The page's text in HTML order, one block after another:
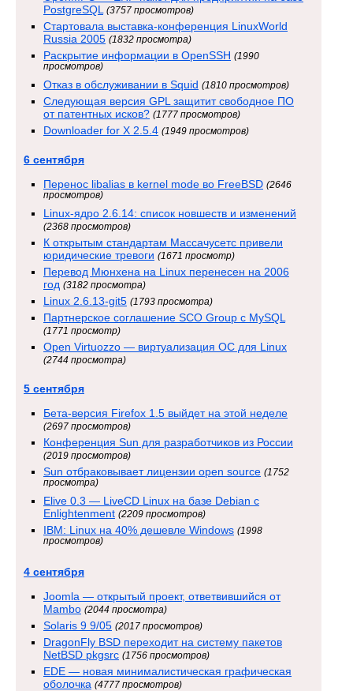
PostgreSQL
(3757 просмотров)
Стартовала выставка-конференция LinuxWorld
Russia 2005 (1832 просмотра)
Раскрытие информации в OpenSSH (1990
просмотров)
Отказ в обслуживании в Squid (1810 просмотров)
Следующая версия GPL защитит свободное ПО
от патентных исков? (1777 просмотров)
Downloader for X 2.5.4 (1949 просмотров)
6 сентября
Перенос libalias в kernel mode во FreeBSD (2646
просмотров)
Linux-ядро 2.6.14: список новшеств и изменений
(2368 просмотров)
К открытым стандартам Массачусетс привели
юридические тревоги (1671 просмотр)
Перевод Мюнхена на Linux перенесен на 2006
год (3182 просмотра)
Linux 2.6.13-git5 (1793 просмотра)
Партнерское соглашение SCO Group с MySQL
(1771 просмотр)
Open Virtuozzo — виртуализация ОС для Linux
(2744 просмотра)
5 сентября
Бета-версия Firefox 1.5 выйдет на этой неделе
(2697 просмотров)
Конференция Sun для разработчиков из России
(2019 просмотров)
Sun отбраковывает лицензии open source (1752
просмотра)
Elive 0.3 — LiveCD Linux на базе Debian с
Enlightenment (2209 просмотров)
IBM: Linux на 40% дешевле Windows (1998
просмотров)
4 сентября
Joomla — открытый проект, ответвившийся от
Mambo (2044 просмотра)
Solaris 9 9/05 (2017 просмотров)
DragonFly BSD переходит на систему пакетов
NetBSD pkgsrc (1756 просмотров)
EDE — новая минималистическая графическая
оболочка (4777 просмотров)